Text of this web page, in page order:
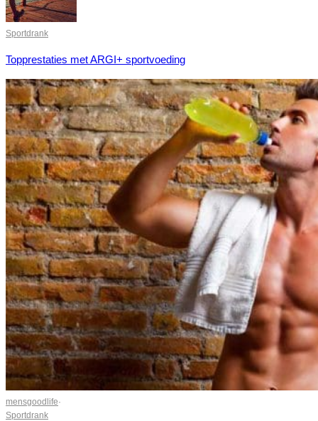
Sportdrank
Topprestaties met ARGI+ sportvoeding
mensgoodlife·
Sportdrank